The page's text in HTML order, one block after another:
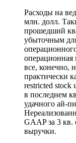
Расходы на
млн. долл.
прошедший
убыточным
все, конечно,
практически
restricted stock
в последнем
удачного ай-
GAAP за 3 кв.
выручки.